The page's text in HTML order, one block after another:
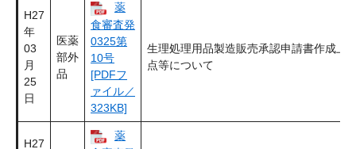
H27
年
03
月
25
日
医薬
部外
品
薬
食審査発
0325第
10号
[PDFフ
ァイル／
323KB]
生理処理用品製造販売承認申請書作成上
点等について
H27
薬